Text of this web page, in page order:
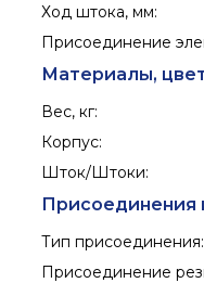
Ход штока, мм:
Присоединение
Материалы,
Вес, кг:
Корпус:
Шток/Штоки:
Присоединения
Тип присоединения:
Присоединение